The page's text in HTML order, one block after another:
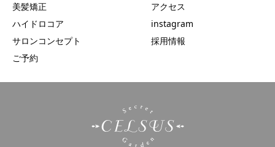
美髪矯正
ハイドロコア
サロンコンセプト
ご予約
アクセス
instagram
採用情報